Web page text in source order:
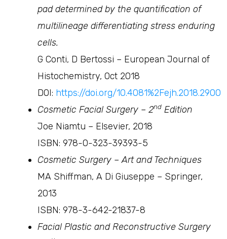
pad determined by the quantification of
multilineage differentiating stress enduring
cells.
G Conti, D Bertossi – European Journal of
Histochemistry, Oct 2018
DOI: https://doi.org/10.4081%2Fejh.2018.2900
Cosmetic Facial Surgery – 2nd Edition
Joe Niamtu – Elsevier, 2018
ISBN: 978-0-323-39393-5
Cosmetic Surgery – Art and Techniques
MA Shiffman, A Di Giuseppe – Springer,
2013
ISBN: 978-3-642-21837-8
Facial Plastic and Reconstructive Surgery